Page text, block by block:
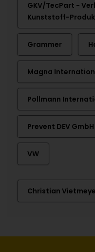
GKV/TecPart -
Kunststoff-
Grammer
Magna
Pollmann
Prevent DEV GmbH
VW
Christian